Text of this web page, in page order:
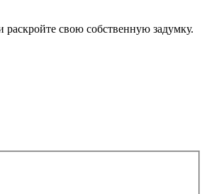
свою собственную задумку.